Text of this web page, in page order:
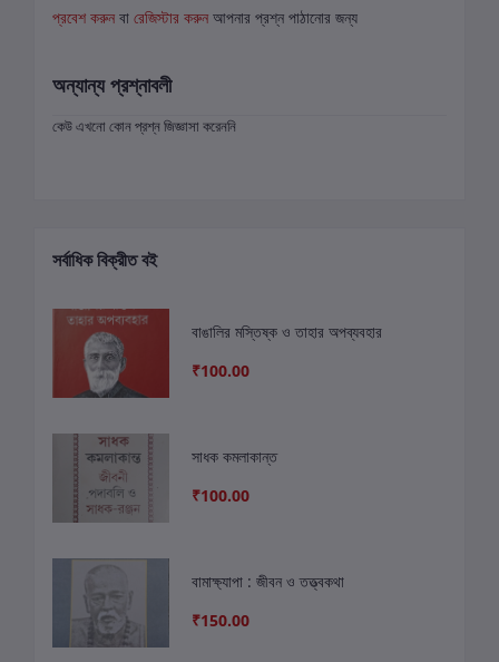
প্রবেশ করুন বা রেজিস্টার করুন আপনার প্রশ্ন পাঠানোর জন্য
অন্যান্য প্রশ্নাবলী
কেউ এখনো কোন প্রশ্ন জিজ্ঞাসা করেননি
সর্বাধিক বিক্রীত বই
বাঙালির মস্তিষ্ক ও তাহার অপব্যবহার
₹100.00
সাধক কমলাকান্ত
₹100.00
বামাক্ষ্যাপা : জীবন ও তত্ত্বকথা
₹150.00